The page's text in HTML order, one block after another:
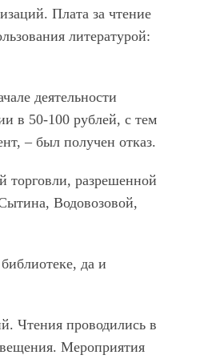
Плата за чтение
литературой:
деятельности
в 50-100 рублей, с тем
– был получен отказ.
торговли, разрешенной
Водовозовой,
да и
Чтения проводились в
Мероприятия